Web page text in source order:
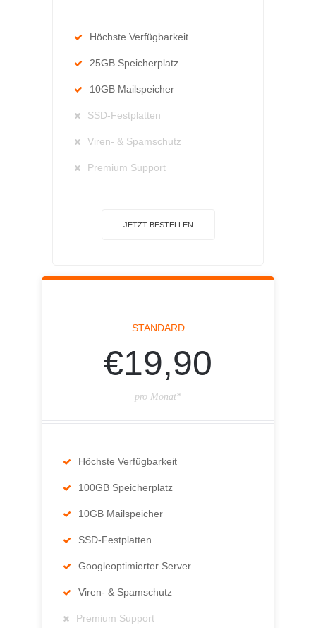
Höchste Verfügbarkeit
25GB Speicherplatz
10GB Mailspeicher
SSD-Festplatten
Viren- & Spamschutz
Premium Support
JETZT BESTELLEN
STANDARD
€19,90
pro Monat*
Höchste Verfügbarkeit
100GB Speicherplatz
10GB Mailspeicher
SSD-Festplatten
Googleoptimierter Server
Viren- & Spamschutz
Premium Support